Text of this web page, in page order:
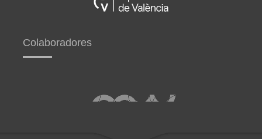
Colaboradores